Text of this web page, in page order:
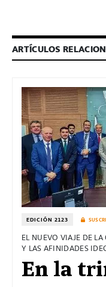
ARTÍCULOS
EDICIÓN 2123
EL NUEVO VIAJE DE
Y LAS AFINIDADES
En la